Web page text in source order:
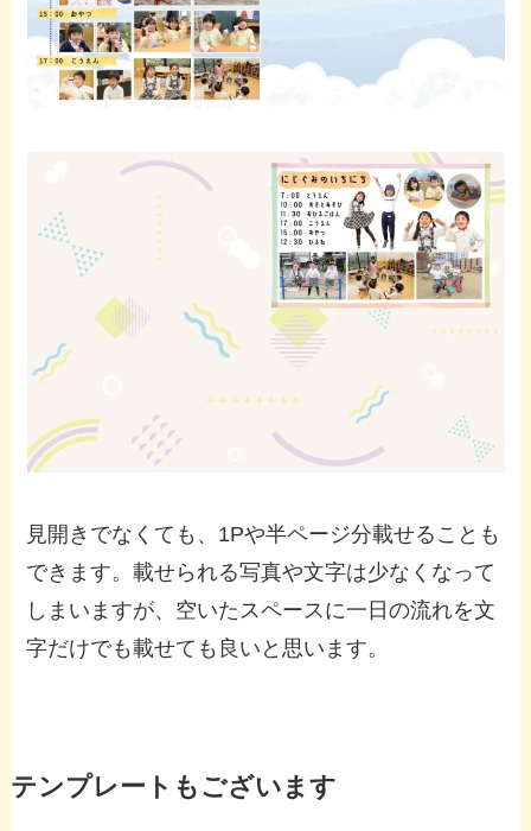
見開きでなくても、1Pや半ページ分載せることも
できます。載せられる写真や文字は少なくなって
しまいますが、空いたスペースに一日の流れを文
字だけでも載せても良いと思います。
テンプレートもございます